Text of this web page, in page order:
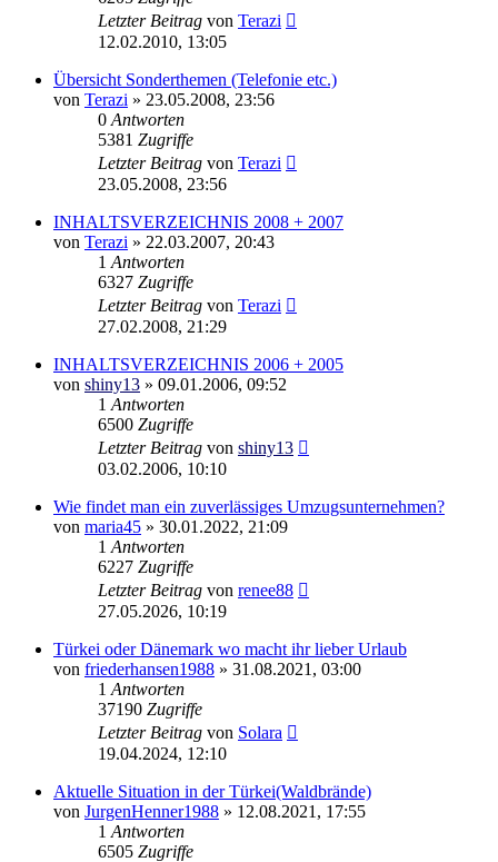
Letzter Beitrag von Terazi
12.02.2010, 13:05
Übersicht Sonderthemen (Telefonie etc.)
von Terazi » 23.05.2008, 23:56
0 Antworten
5381 Zugriffe
Letzter Beitrag von Terazi
23.05.2008, 23:56
INHALTSVERZEICHNIS 2008 + 2007
von Terazi » 22.03.2007, 20:43
1 Antworten
6327 Zugriffe
Letzter Beitrag von Terazi
27.02.2008, 21:29
INHALTSVERZEICHNIS 2006 + 2005
von shiny13 » 09.01.2006, 09:52
1 Antworten
6500 Zugriffe
Letzter Beitrag von shiny13
03.02.2006, 10:10
Wie findet man ein zuverlässiges Umzugsunternehmen?
von maria45 » 30.01.2022, 21:09
1 Antworten
6227 Zugriffe
Letzter Beitrag von renee88
27.05.2026, 10:19
Türkei oder Dänemark wo macht ihr lieber Urlaub
von friederhansen1988 » 31.08.2021, 03:00
1 Antworten
37190 Zugriffe
Letzter Beitrag von Solara
19.04.2024, 12:10
Aktuelle Situation in der Türkei(Waldbrände)
von JurgenHenner1988 » 12.08.2021, 17:55
1 Antworten
6505 Zugriffe